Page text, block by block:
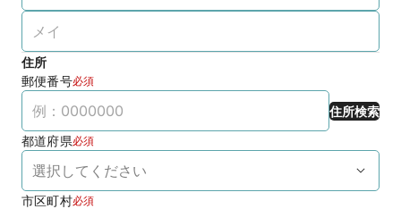
住所
郵便番号必須
住所検索
都道府県必須
市区町村必須